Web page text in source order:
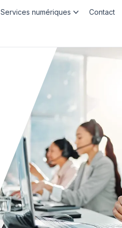
Services numériques Contact